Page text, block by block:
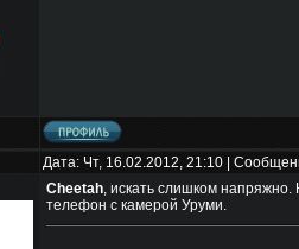
Дата: Чт, 16.02.2012, 21:10 |
Cheetah, искать слишком напряжно.
телефон с камерой Уруми.